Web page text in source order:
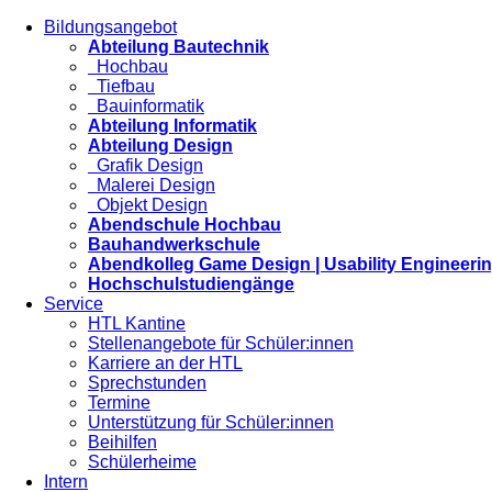
Bildungsangebot
Abteilung Bautechnik
Hochbau
Tiefbau
Bauinformatik
Abteilung Informatik
Abteilung Design
Grafik Design
Malerei Design
Objekt Design
Abendschule Hochbau
Bauhandwerkschule
Abendkolleg Game Design | Usability
Hochschulstudiengänge
Service
HTL Kantine
Stellenangebote für Schüler:innen
Karriere an der HTL
Sprechstunden
Termine
Unterstützung für Schüler:innen
Beihilfen
Schülerheime
Intern